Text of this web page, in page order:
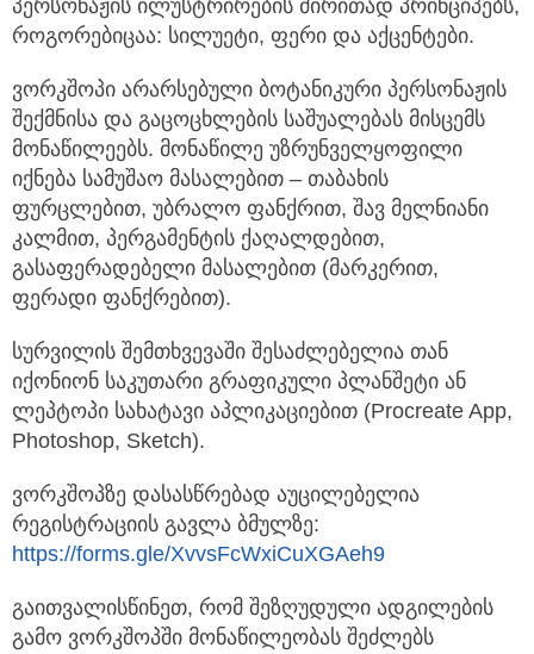
პერსონაჟის ილუსტრირების ძირითად პრინციპებს,
როგორებიცაა: სილუეტი, ფერი და აქცენტები.
ვორკშოპი არარსებული ბოტანიკური პერსონაჟის
შექმნისა და გაცოცხლების საშუალებას მისცემს
მონაწილეებს. მონაწილე უზრუნველყოფილი
იქნება სამუშაო მასალებით – თაბახის
ფურცლებით, უბრალო ფანქრით, შავ მელნიანი
კალმით, პერგამენტის ქაღალდებით,
გასაფერადებელი მასალებით (მარკერით,
ფერადი ფანქრებით).
სურვილის შემთხვევაში შესაძლებელია თან
იქონიონ საკუთარი გრაფიკული პლანშეტი ან
ლეპტოპი სახატავი აპლიკაციებით (Procreate App,
Photoshop, Sketch).
ვორკშოპზე დასასწრებად აუცილებელია
რეგისტრაციის გავლა ბმულზე:
https://forms.gle/XvvsFcWxiCuXGAeh9
გაითვალისწინეთ, რომ შეზღუდული ადგილების
გამო ვორკშოპში მონაწილეობას შეძლებს